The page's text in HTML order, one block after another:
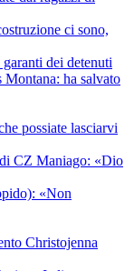
ci sono,
dei detenuti
ha salvato
possiate lasciarvi
CZ Maniago: «Dio
«Non
Christojenna